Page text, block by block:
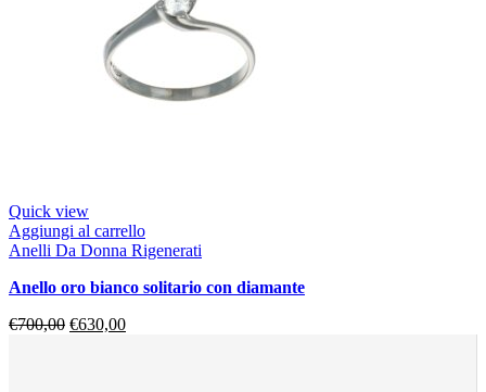
Quick view
Aggiungi al carrello
Anelli Da Donna Rigenerati
anello oro bianco solitario con diamante
€700,00 €630,00